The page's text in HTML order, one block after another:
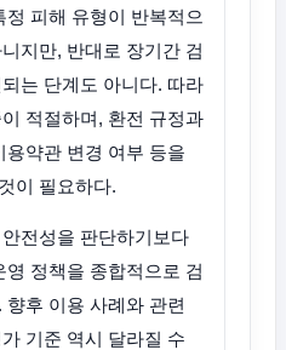
피해 유형이 반복적으
지만, 반대로 장기간 검
는 단계도 아니다. 따라
적절하며, 환전 규정과
용약관 변경 여부 등을
이 필요하다.
전성을 판단하기보다
정책을 종합적으로 검
향후 이용 사례와 관련
기준 역시 달라질 수